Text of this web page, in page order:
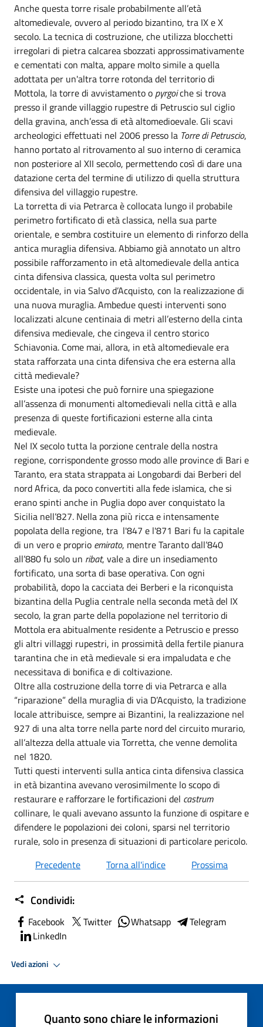
Anche questa torre risale probabilmente all’età
altomedievale, ovvero al periodo bizantino, tra IX e X
secolo. La tecnica di costruzione, che utilizza blocchetti
irregolari di pietra calcarea sbozzati approssimativamente
e cementati con malta, appare molto simile a quella
adottata per un'altra torre rotonda del territorio di
Mottola, la torre di avvistamento o pyrgoiche si trova
presso il grande villaggio rupestre di Petruscio sul ciglio
della gravina, anch’essa di età altomedioevale. Gli scavi
archeologici effettuati nel 2006 presso la Torre di Petruscio,
hanno portato al ritrovamento al suo interno di ceramica
non posteriore al XII secolo, permettendo così di dare una
datazione certa del termine di utilizzo di quella struttura
difensiva del villaggio rupestre.
La torretta di via Petrarca è collocata lungo il probabile
perimetro fortificato di età classica, nella sua parte
orientale, e sembra costituire un elemento di rinforzo della
antica muraglia difensiva. Abbiamo già annotato un altro
possibile rafforzamento in età altomedievale della antica
cinta difensiva classica, questa volta sul perimetro
occidentale, in via Salvo d’Acquisto, con la realizzazione di
una nuova muraglia. Ambedue questi interventi sono
localizzati alcune centinaia di metri all’esterno della cinta
difensiva medievale, che cingeva il centro storico
Schiavonia. Come mai, allora, in età altomedievale era
stata rafforzata una cinta difensiva che era esterna alla
città medievale?
Esiste una ipotesi che può fornire una spiegazione
all’assenza di monumenti altomedievali nella città e alla
presenza di queste fortificazioni esterne alla cinta
medievale.
Nel IX secolo tutta la porzione centrale della nostra
regione, corrispondente grosso modo alle province di Bari e
Taranto, era stata strappata ai Longobardi dai Berberi del
nord Africa, da poco convertiti alla fede islamica, che si
erano spinti anche in Puglia dopo aver conquistato la
Sicilia nell’827. Nella zona più ricca e intensamente
popolata della regione, tra l'847 e l'871 Bari fu la capitale
di un vero e proprio emirato, mentre Taranto dall’840
all’880 fu solo un ribat, vale a dire un insediamento
fortificato, una sorta di base operativa. Con ogni
probabilità, dopo la cacciata dei Berberi e la riconquista
bizantina della Puglia centrale nella seconda metà del IX
secolo, la gran parte della popolazione nel territorio di
Mottola era abitualmente residente a Petruscio e presso
gli altri villaggi rupestri, in prossimità della fertile pianura
tarantina che in età medievale si era impaludata e che
necessitava di bonifica e di coltivazione.
Oltre alla costruzione della torre di via Petrarca e alla
“riparazione” della muraglia di via D’Acquisto, la tradizione
locale attribuisce, sempre ai Bizantini, la realizzazione nel
927 di una alta torre nella parte nord del circuito murario,
all’altezza della attuale via Torretta, che venne demolita
nel 1820.
Tutti questi interventi sulla antica cinta difensiva classica
in età bizantina avevano verosimilmente lo scopo di
restaurare e rafforzare le fortificazioni del castrum
collinare, le quali avevano assunto la funzione di ospitare e
difendere le popolazioni dei coloni, sparsi nel territorio
rurale, solo in presenza di situazioni di particolare pericolo.
Precedente
Torna all'indice Prossima
Condividi:
Facebook Twitter Whatsapp
Telegram
LinkedIn
Vedi azioni
Quanto sono chiare le informazioni